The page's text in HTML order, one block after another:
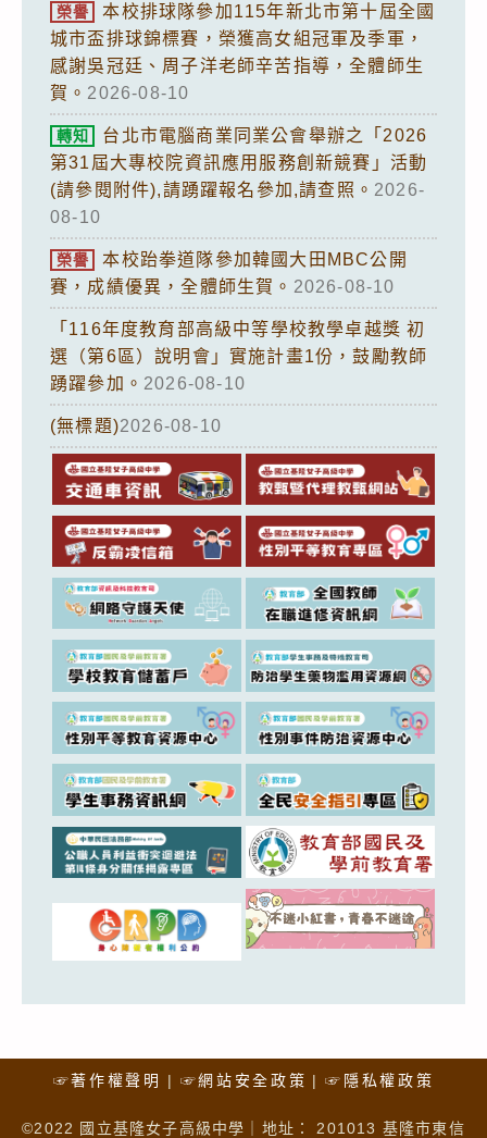
榮譽
本校排球隊參加115年新北市第十屆全國
城市盃排球錦標賽，榮獲高女組冠軍及季軍，
感謝吳冠廷、周子洋老師辛苦指導，全體師生
賀。 2026-08-10
轉知
台北市電腦商業同業公會舉辦之「2026
第31屆大專校院資訊應用服務創新競賽」活動
(請參閱附件),請踴躍報名參加,請查照。 2026-
08-10
榮譽
本校跆拳道隊參加韓國大田MBC公開
賽，成績優異，全體師生賀。 2026-08-10
「116年度教育部高級中等學校教學卓越獎 初
選（第6區）說明會」實施計畫1份，鼓勵教師
踴躍參加。 2026-08-10
(無標題)2026-08-10
☞著作權聲明 ☞網站安全政策 ☞隱私權政策
©2022 國立基隆女子高級中學｜地址： 201013 基隆市東信